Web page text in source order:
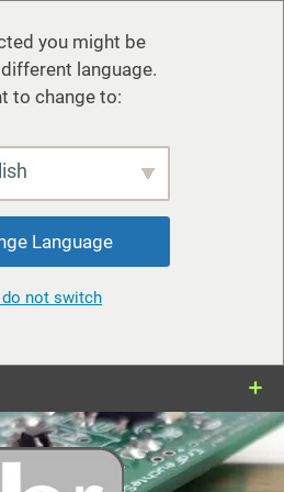
you might be
language.
to change to:
Language
not switch